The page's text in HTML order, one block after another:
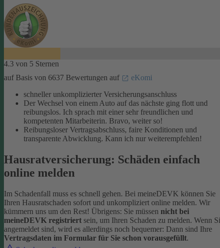
4.3 von 5 Sternen
auf Basis von 6637 Bewertungen auf
eKomi
schneller unkomplizierter Versicherungsanschluss
Der Wechsel von einem Auto auf das nächste ging flott und
reibungslos. Ich sprach mit einer sehr freundlichen und
kompetenten Mitarbeiterin. Bravo, weiter so!
Reibungsloser Vertragsabschluss, faire Konditionen und
transparente Abwicklung. Kann ich nur weiterempfehlen!
Hausratversicherung: Schäden einfach
online melden
Im Schadenfall muss es schnell gehen. Bei meineDEVK können Sie
Ihren Hausratschaden sofort und unkompliziert online melden. Wir
kümmern uns um den Rest! Übrigens: Sie müssen nicht bei
meineDEVK registriert sein, um Ihren Schaden zu melden. Wenn
angemeldet sind, wird es allerdings noch bequemer: Dann sind Ihre
Vertragsdaten im Formular für Sie schon vorausgefüllt.